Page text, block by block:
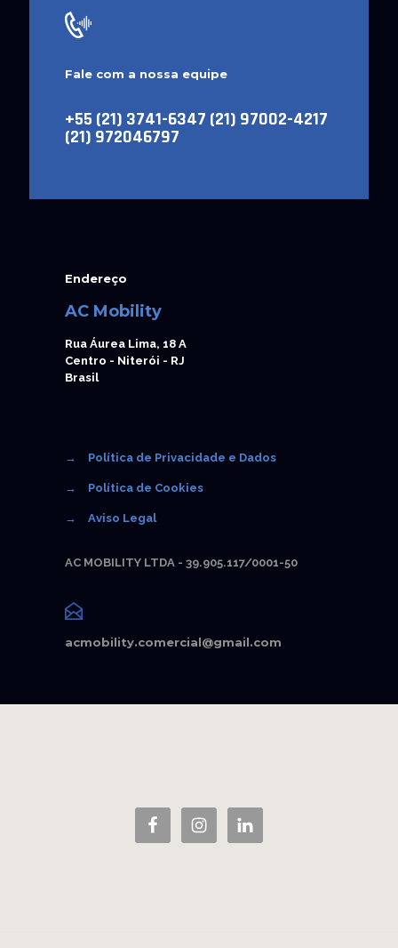
Fale com a nossa equipe
+55 (21) 3741-6347 (21) 97002-4217
(21) 972046797
Endereço
AC Mobility
Rua Áurea Lima, 18 A
Centro - Niterói - RJ
Brasil
→ Política de Privacidade e Dados
→ Política de Cookies
→ Aviso Legal
AC MOBILITY LTDA - 39.905.117/0001-50
acmobility.comercial@gmail.com